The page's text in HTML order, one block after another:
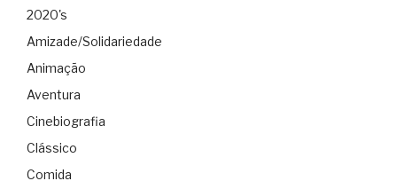
2020's
Amizade/Solidariedade
Animação
Aventura
Cinebiografia
Clássico
Comida